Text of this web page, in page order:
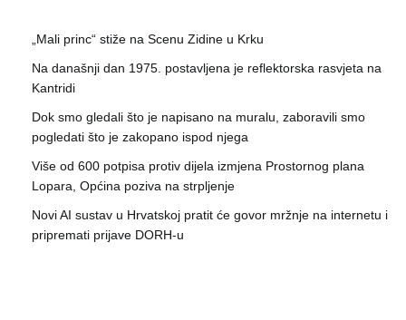
„Mali princ“ stiže na Scenu Zidine u Krku
Na današnji dan 1975. postavljena je reflektorska rasvjeta na
Kantridi
Dok smo gledali što je napisano na muralu, zaboravili smo
pogledati što je zakopano ispod njega
Više od 600 potpisa protiv dijela izmjena Prostornog plana
Lopara, Općina poziva na strpljenje
Novi AI sustav u Hrvatskoj pratit će govor mržnje na internetu i
pripremati prijave DORH-u